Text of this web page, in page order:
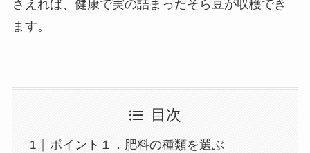
さえれば、健康で実の詰まったそら豆が収穫でき
ます。
目次
ポイント１．肥料の種類を選ぶ